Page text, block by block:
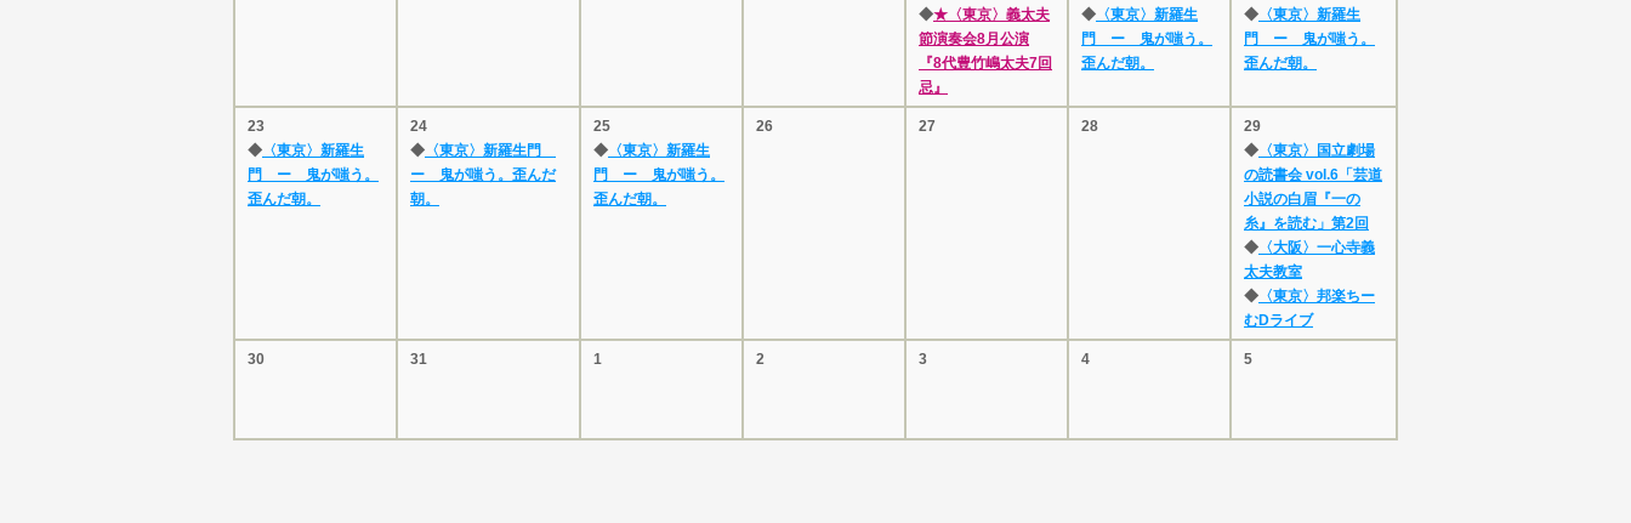
◆★〈東京〉義太夫
節演奏会8月公演
『8代豊竹嶋太夫7回
忌』
◆ 〈東京〉新羅生
門 ー 鬼が嗤う。
歪んだ朝。
◆ 〈東京〉新羅生
門 ー 鬼が嗤う。
歪んだ朝。
23
◆ 〈東京〉新羅生
門 ー 鬼が嗤う。
歪んだ朝。
24
◆ 〈東京〉新羅生門
ー 鬼が嗤う。歪んだ
朝。
25
◆ 〈東京〉新羅生
門 ー 鬼が嗤う。
歪んだ朝。
26 27 28
29
◆ 〈東京〉国立劇場
の読書会 vol.6「芸道
小説の白眉『一の
糸』を読む」第2回
◆ 〈大阪〉一心寺義
太夫教室
◆ 〈東京〉邦楽ちー
むDライブ
30 31 1 2 3 4 5